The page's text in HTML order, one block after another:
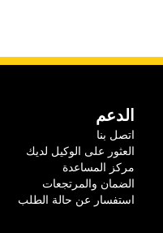
الدعم
اتصل بنا
العثور على الوكيل لديك
مركز المساعدة
الضمان والمرتجعات
استفسار عن حالة الطلب